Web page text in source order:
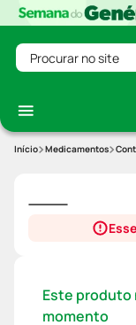
Procurar no site
Medicamentos
Este produto
momento